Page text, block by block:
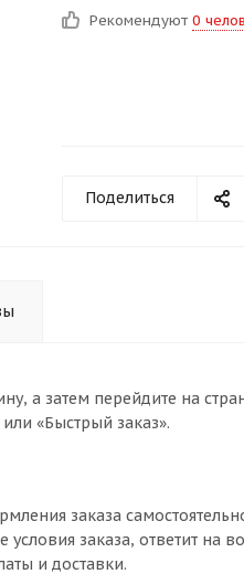
Рекомендуют 0
Поделиться
а затем перейдите на
«Быстрый заказ».
заказа
заказа, ответит на
и доставки.